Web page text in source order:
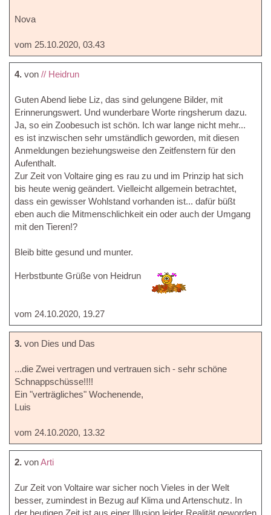
Nova
vom 25.10.2020, 03.43
4. von // Heidrun
Guten Abend liebe Liz, das sind gelungene Bilder, mit
Erinnerungswert. Und wunderbare Worte ringsherum dazu.
Ja, so ein Zoobesuch ist schön. Ich war lange nicht mehr...
es ist inzwischen sehr umständlich geworden, mit diesen
Anmeldungen beziehungsweise den Zeitfenstern für den
Aufenthalt.
Zur Zeit von Voltaire ging es rau zu und im Prinzip hat sich
bis heute wenig geändert. Vielleicht allgemein betrachtet,
dass ein gewisser Wohlstand vorhanden ist... dafür büßt
eben auch die Mitmenschlichkeit ein oder auch der Umgang
mit den Tieren!?
Bleib bitte gesund und munter.
Herbstbunte Grüße von Heidrun
vom 24.10.2020, 19.27
3. von Dies und Das
...die Zwei vertragen und vertrauen sich - sehr schöne
Schnappschüsse!!!!
Ein "verträgliches" Wochenende,
Luis
vom 24.10.2020, 13.32
2. vonArti
Zur Zeit von Voltaire war sicher noch Vieles in der Welt
besser, zumindest in Bezug auf Klima und Artenschutz. In